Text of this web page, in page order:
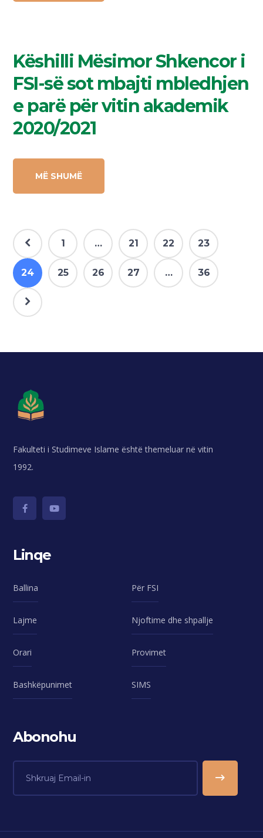
Këshilli Mësimor Shkencor i
FSI-së sot mbajti mbledhjen
e parë për vitin akademik
2020/2021
MË SHUMË
1 … 21 22 23
24 25 26 27 … 36
Fakulteti i Studimeve Islame është themeluar në vitin
1992.
Linqe
Ballina Për FSI
Lajme Njoftime dhe shpallje
Orari Provimet
Bashkëpunimet SIMS
Abonohu